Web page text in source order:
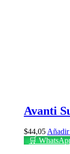
Avanti
$44,05Añadir
🛒